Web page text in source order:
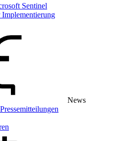
Sentinel
News